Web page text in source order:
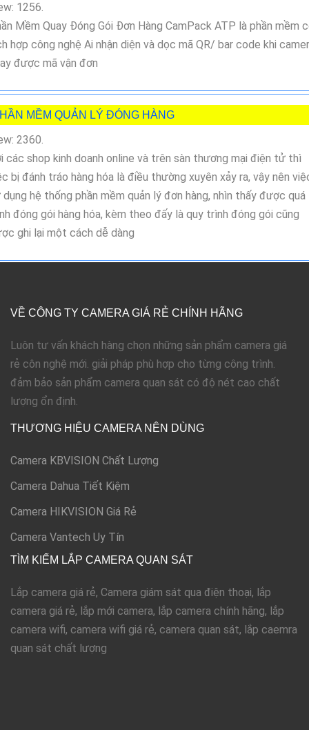
1256.
Mềm Quay Đóng Gói Đơn Hàng CamPack ATP là phần mềm
hợp công nghệ Ai nhận diện và dọc mã QR/ bar code khi
được mã vận đơn
MỀM QUẢN LÝ ĐÓNG HÀNG
2360.
các shop kinh doanh online và trên sàn thương mại điện tử thì
bị đánh tráo hàng hóa là điều thường xuyên xảy ra, vậy nên
dụng hệ thống phần mềm quản lý đơn hàng, nhìn thấy được quá
đóng gói hàng hóa, kèm theo đấy là quy trình đóng gói cũng
ghi lại một cách dễ dàng
VỀ CÔNG TY CAMERA GIÁ RẺ CHÍNH HÃNG
Luôn tư vấn khách hàng chọn những sản phẩm camera giá
rẻ côn nghệ mới. giải pháp phù hợp cho từng công trình.
đảm bảo sản phẩm camera quan sát có độ nét cao chất
lượng ổn định.
THƯƠNG HIỆU CAMERA NÊN DÙNG
Camera KBVISION Chất Lượng
Camera Dahua Tiết Kiệm
Camera HIKVISION Giá Rẻ
Camera Vantech Uy Tín
TÌM KIẾM LẮP CAMERA QUAN SÁT
Lắp camera giá rẻ, Camera giám sát qua điện thoại, lắp
camera giá rẻ, lắp mới camera, lắp camera chính hãng, lắp
camera wifi, camera wifi giá rẻ, camera quan sát, lắp caemra
quan sát chất lượng